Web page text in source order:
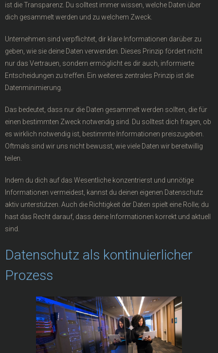
ist die Transparenz. Du solltest immer wissen, welche Daten über
dich gesammelt werden und zu welchem Zweck.
Unternehmen sind verpflichtet, dir klare Informationen darüber zu
geben, wie sie deine Daten verwenden. Dieses Prinzip fördert nicht
nur das Vertrauen, sondern ermöglicht es dir auch, informierte
Entscheidungen zu treffen. Ein weiteres zentrales Prinzip ist die
Datenminimierung.
Das bedeutet, dass nur die Daten gesammelt werden sollten, die für
einen bestimmten Zweck notwendig sind. Du solltest dich fragen, ob
es wirklich notwendig ist, bestimmte Informationen preiszugeben.
Oftmals sind wir uns nicht bewusst, wie viele Daten wir bereitwillig
teilen.
Indem du dich auf das Wesentliche konzentrierst und unnötige
Informationen vermeidest, kannst du deinen eigenen Datenschutz
aktiv unterstützen. Auch die Richtigkeit der Daten spielt eine Rolle; du
hast das Recht darauf, dass deine Informationen korrekt und aktuell
sind.
Datenschutz als kontinuierlicher
Prozess